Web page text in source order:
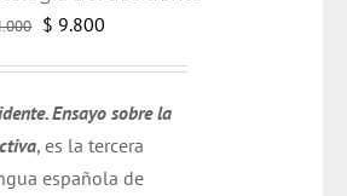
El
era:
$ 14.000.
$ 9.800
es:
$ 9.800.
Ensayo sobre la
, es la tercera
española de